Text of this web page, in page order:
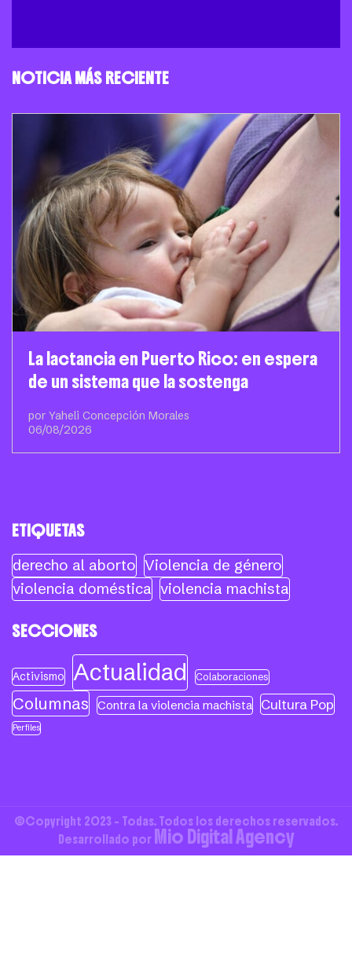
NOTICIA MÁS RECIENTE
La lactancia en Puerto Rico: en espera
de un sistema que la sostenga
por Yaheli Concepción Morales
06/08/2026
ETIQUETAS
derecho al aborto Violencia de género
violencia doméstica violencia machista
SECCIONES
Activismo Actualidad Colaboraciones
Columnas Contra la violencia machista Cultura Pop
Perfiles
©Copyright 2023 - Todas. Todos los derechos reservados.
Desarrollado por Mio Digital Agency